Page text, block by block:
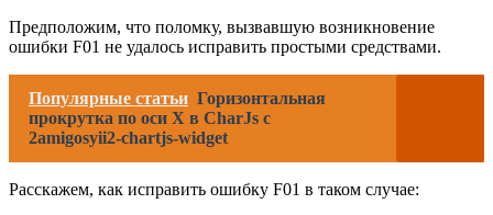
Предположим, что поломку, вызвавшую возникновение
ошибки F01 не удалось исправить простыми средствами.
Популярные статьи Горизонтальная
прокрутка по оси X в CharJs с
2amigosyii2-chartjs-widget
Расскажем, как исправить ошибку F01 в таком случае: